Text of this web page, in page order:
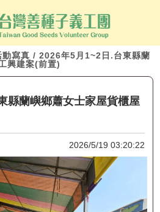
動寫真 / 2026年5月1~2日.台東縣蘭
興建案(前置)
縣蘭嶼鄉蕭女士家屋貨櫃屋
2026/5/19 03:20:22